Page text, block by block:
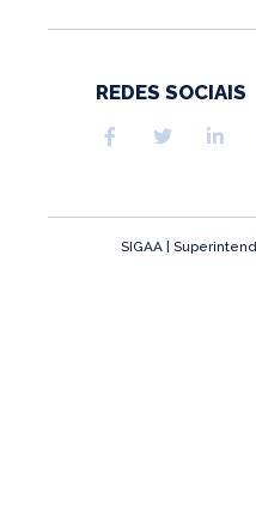
REDES SOCIAIS
SIGAA |